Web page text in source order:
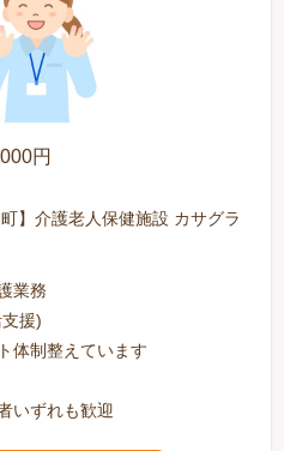
円
】介護老人保健施設 カサグラ
業務
援)
体制整えています
いずれも歓迎